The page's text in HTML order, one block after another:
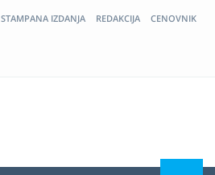
STAMPANA IZDANJA REDAKCIJA
CENOVNIK